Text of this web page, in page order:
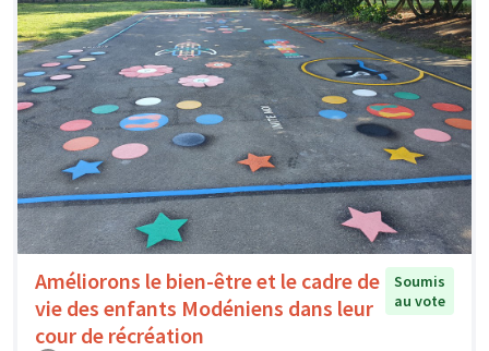
Améliorons le bien-être et le cadre de
vie des enfants Modéniens dans leur
cour de récréation
Soumis
au vote